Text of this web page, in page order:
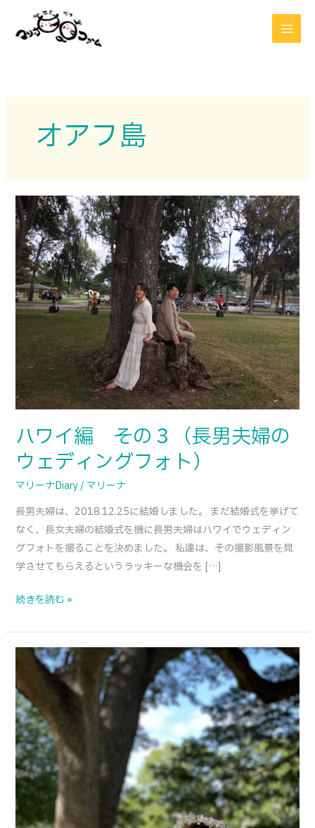
オアフ島
ハワイ編 その３（長男夫婦の
ウェディングフォト）
マリーナDiary/ マリーナ
長男夫婦は、2018.12.25に結婚しました。 まだ結婚式を挙げて
なく、長女夫婦の結婚式を機に長男夫婦はハワイでウェディン
グフォトを撮ることを決めました。 私達は、その撮影風景を見
学させてもらえるというラッキーな機会を […]
ハ
ワ
イ
編
そ
の
３
（長
夫
婦
の
ェ
デ
ィ
グ
フ
ォ
ト）
続きを読む »
ン
キ
ー
ポ
ッ
ド
の
木
の